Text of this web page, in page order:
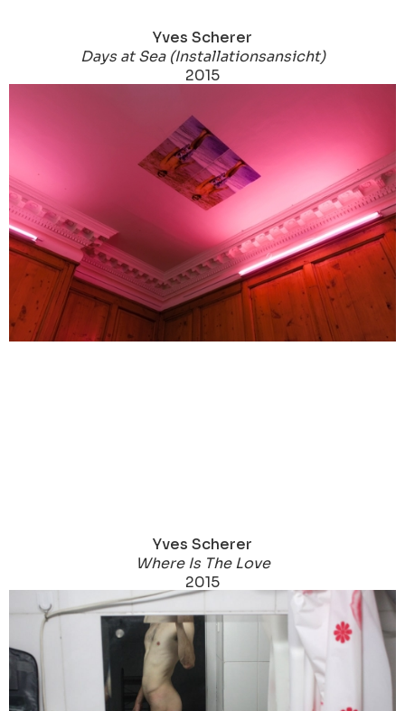
Yves Scherer
Days at Sea (Installationsansicht)
2015
Yves Scherer
Where Is The Love
2015